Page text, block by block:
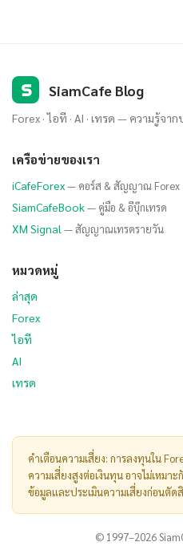
S SiamCafe Blog
Forex · ไอที · AI · เทรด — ความรู้จ
เครือข่ายของเรา
iCafeForex— คอร์ส & สัญญาณ Forex
SiamCafeBook— คู่มือ & อีบุ๊กเทรด
XM Signal — สัญญาณเทรดรายวัน
หมวดหมู่
ล่าสุด
Forex
ไอที
AI
เทรด
คำเตือนความเสี่ยง: การลงทุนใน
ความเสี่ยงสูงต่อเงินทุน อาจไม่เหม
ข้อมูลและประเมินความเสี่ยงก่อนตัด
© 1997–2026